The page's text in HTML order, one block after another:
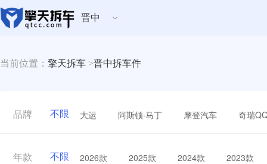
晋中
当前位置： 擎天拆车 >晋中拆车件
品牌 不限 大运 阿斯顿·马丁 摩登汽车 奇瑞
年款 不限 2026款 2025款 2024款 2023款